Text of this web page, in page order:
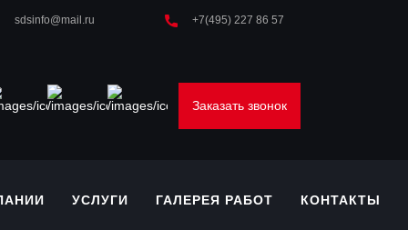
sdsinfo@mail.ru +7(495) 227 86 57
Заказать звонок
УСЛУГИ ГАЛЕРЕЯ РАБОТ КОНТАКТЫ